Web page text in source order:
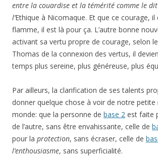
entre la couardise et la témérité comme le
l’Ethique à Nicomaque. Et que ce courage,
flamme, il est là pour ça. L’autre bonne
activant sa vertu propre de courage, selon
Thomas de la connexion des vertus, il
temps plus sereine, plus généreuse, plus
Par ailleurs, la clarification de ses talents
donner quelque chose à voir de notre petite
monde: que la personne de base 2 est faite
de l’autre, sans être envahissante, celle de
pour la protection, sans écraser, celle de
l’enthousiasme, sans superficialité.